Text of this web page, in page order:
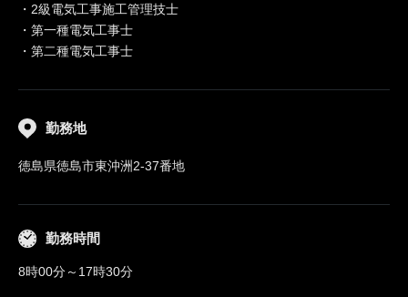
・2級電気工事施工管理技士
・第一種電気工事士
・第二種電気工事士
勤務地
徳島県徳島市東沖洲2-37番地
勤務時間
8時00分～17時30分